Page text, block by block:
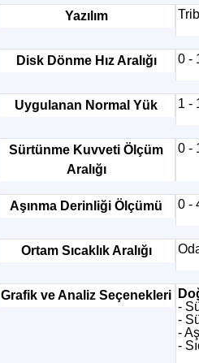
Yazılım
Disk Dönme Hız Aralığı 0 -
Uygulanan Normal Yük 1 -
Sürtünme Kuvveti Ölçüm
Aralığı
0 -
Aşınma Derinliği Ölçümü 0 -
Ortam Sıcaklık Aralığı
Grafik ve Analiz Seçenekleri
-
-
-
-